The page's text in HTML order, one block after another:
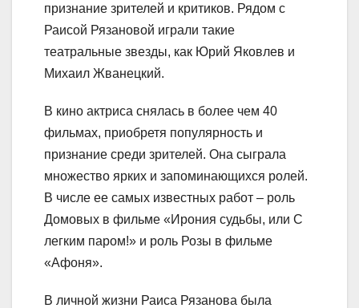
признание зрителей и критиков. Рядом с
Раисой Рязановой играли такие
театральные звезды, как Юрий Яковлев и
Михаил Жванецкий.
В кино актриса снялась в более чем 40
фильмах, приобретя популярность и
признание среди зрителей. Она сыграла
множество ярких и запоминающихся ролей.
В числе ее самых известных работ – роль
Домовых в фильме «Ирония судьбы, или С
легким паром!» и роль Розы в фильме
«Афоня».
В личной жизни Раиса Рязанова была